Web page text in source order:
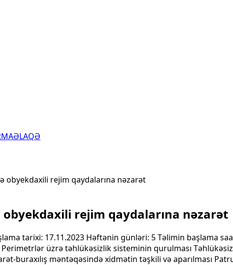
ƏLAQƏ
obyekdaxili rejim qaydalarına nəzarət
rejim qaydalarına nəzarət
tarixi: 17.11.2023 Həftənin günləri: 5 Təlimin başlama
üzrə təhlükəsizlik sisteminin qurulması
buraxılış məntəqəsində xidmətin təşkili və aparılması